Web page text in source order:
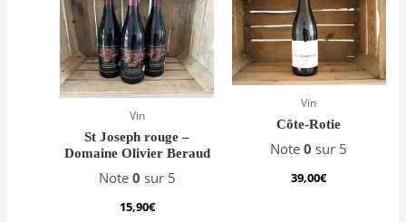
Vin
St Joseph rouge –
Domaine Olivier Beraud
Note 0 sur 5
15,90€
Vin
Côte-Rotie
Note0 sur 5
39,00€